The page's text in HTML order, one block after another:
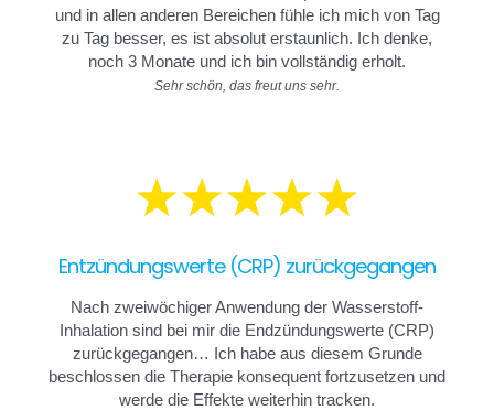
und in allen anderen Bereichen fühle ich mich von Tag
zu Tag besser, es ist absolut erstaunlich. Ich denke,
noch 3 Monate und ich bin vollständig erholt.
Sehr schön, das freut uns sehr.
Entzündungswerte (CRP) zurückgegangen
Nach zweiwöchiger Anwendung der Wasserstoff-
Inhalation sind bei mir die Endzündungswerte (CRP)
zurückgegangen… Ich habe aus diesem Grunde
beschlossen die Therapie konsequent fortzusetzen und
werde die Effekte weiterhin tracken.